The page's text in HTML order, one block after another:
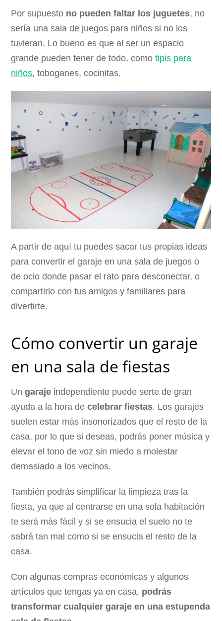
Por supuesto no pueden faltar los juguetes, no
sería una sala de juegos para niños si no los
tuvieran. Lo bueno es que al ser un espacio
grande pueden tener de todo, comotipis para
niños, toboganes, cocinitas.
A partir de aquí tu puedes sacar tus propias ideas
para convertir el garaje en una sala de juegos o
de ocio donde pasar el rato para desconectar, o
compartirlo con tus amigos y familiares para
divertirte.
Cómo convertir un garaje
en una sala de fiestas
Ungaraje independiente puede serte de gran
ayuda a la hora decelebrar fiestas. Los garajes
suelen estar más insonorizados que el resto de la
casa, por lo que si deseas, podrás poner música y
elevar el tono de voz sin miedo a molestar
demasiado a los vecinos.
También podrás simplificar la limpieza tras la
fiesta, ya que al centrarse en una sola habitación
te será más fácil y si se ensucia el suelo no te
sabrá tan mal como si se ensucia el resto de la
casa.
Con algunas compras económicas y algunos
artículos que tengas ya en casa, podrás
transformar cualquier garaje en una estupenda